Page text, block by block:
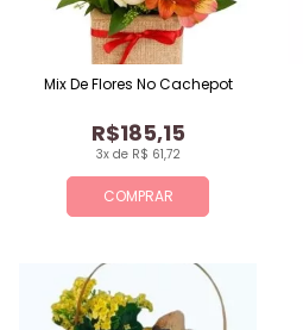
COMPRAR
3x de R$ 61,72
R$185,15
Mix De Flores No Cachepot